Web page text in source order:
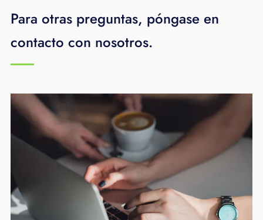
Para otras preguntas, póngase en
contacto con nosotros.